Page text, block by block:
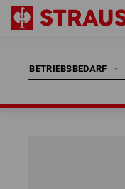
BETRIEBSBEDARF
BETRIEBSBEDARF